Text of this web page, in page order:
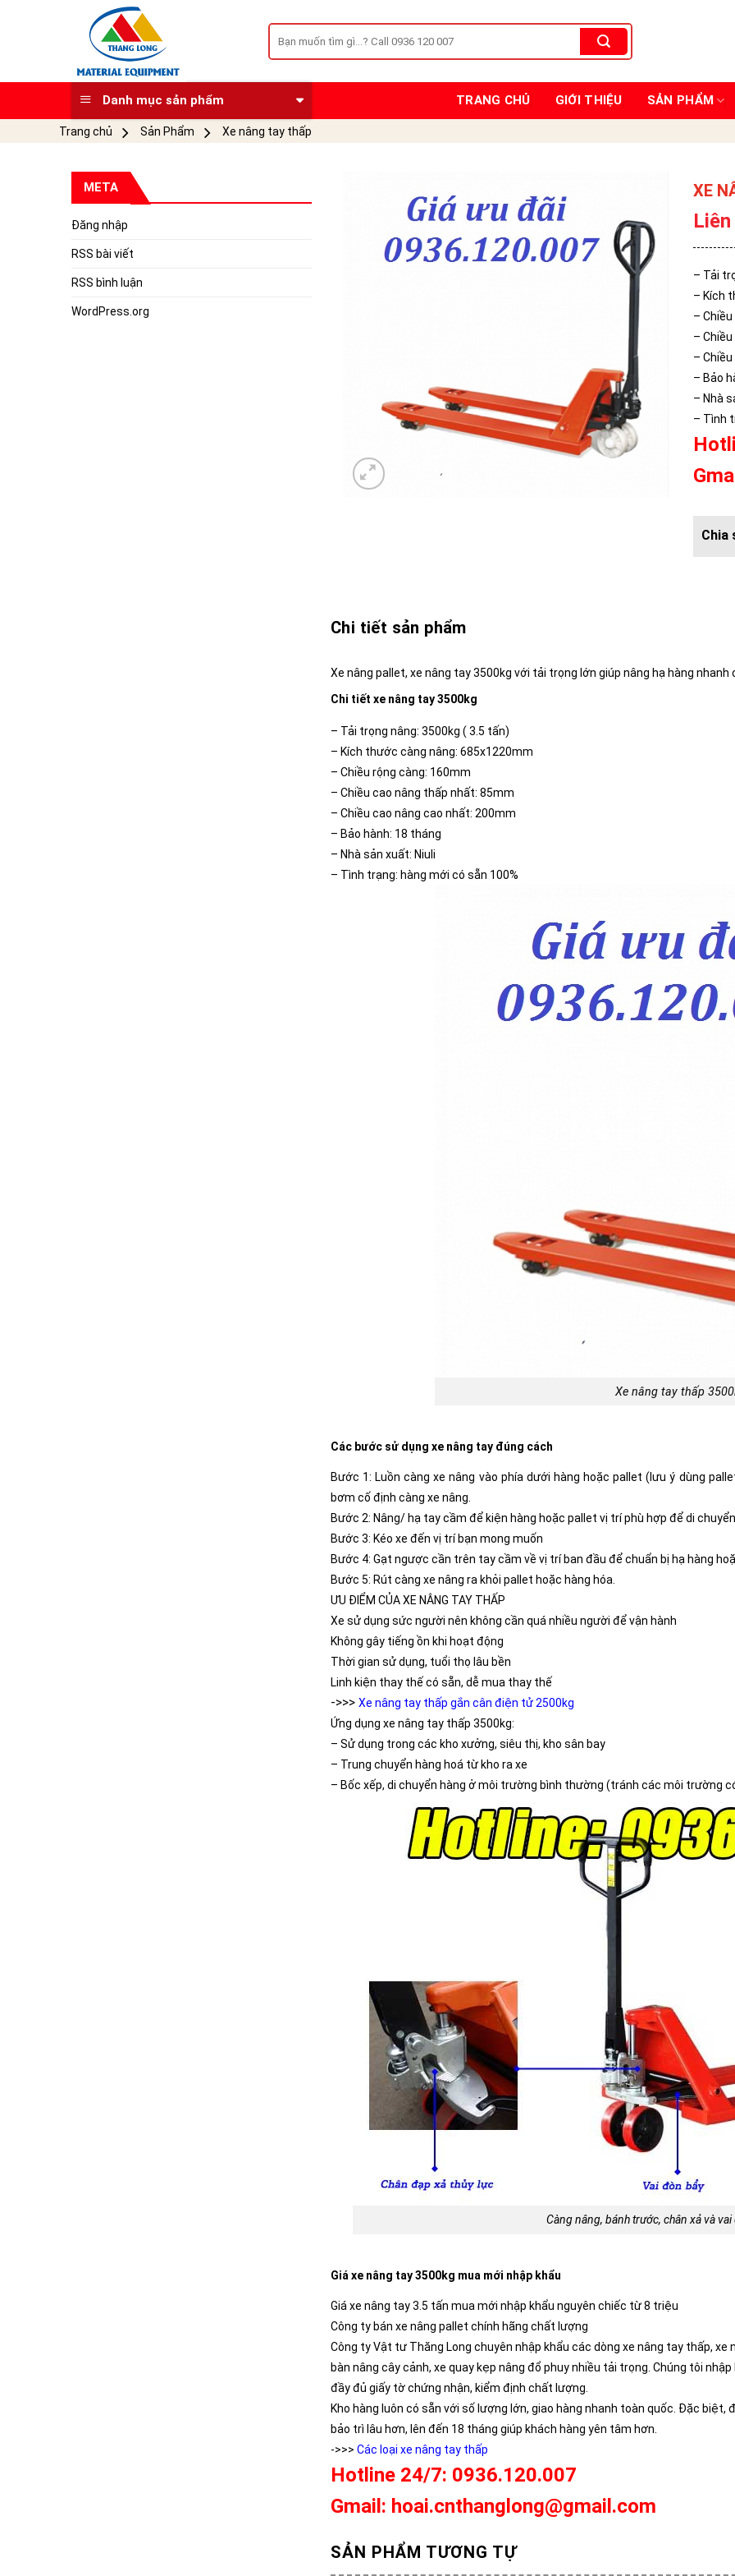
kiếm:
Danh mục sản phẩm TRANG CHỦ GIỚI THIỆU SẢN PHẨM
Trang chủ Sản Phẩm Xe nâng tay thấp
XE
– Tải
– Kích
–
–
–
– Bảo
– Nhà
– Tình
Chi tiết sản phẩm
Xe nâng pallet, xe nâng tay 3500kg với tải trọng lớn giúp nâng hạ hàng
Chi tiết xe nâng tay 3500kg
– Tải trọng nâng: 3500kg ( 3.5 tấn)
– Kích thước càng nâng: 685x1220mm
– Chiều rộng càng: 160mm
– Chiều cao nâng thấp nhất: 85mm
– Chiều cao nâng cao nhất: 200mm
– Bảo hành: 18 tháng
– Nhà sản xuất: Niuli
– Tình trạng: hàng mới có sẵn 100%
Xe nâng tay thấp
Các bước sử dụng xe nâng tay đúng cách
Bước 1: Luồn càng xe nâng vào phía dưới hàng hoặc pallet (lưu ý dùng
bơm cố định càng xe nâng.
Bước 2: Nâng/ hạ tay cầm để kiện hàng hoặc pallet vị trí phù hợp để di
Bước 3: Kéo xe đến vị trí bạn mong muốn
Bước 4: Gạt ngược cần trên tay cầm về vị trí ban đầu để chuẩn bị hạ hàng
Bước 5: Rút càng xe nâng ra khỏi pallet hoặc hàng hóa.
ƯU ĐIỂM CỦA XE NÂNG TAY THẤP
Xe sử dụng sức người nên không cần quá nhiều người để vận hành
Không gây tiếng ồn khi hoạt động
Thời gian sử dụng, tuổi thọ lâu bền
Linh kiện thay thế có sẵn, dễ mua thay thế
->>> Xe nâng tay thấp gắn cân điện tử 2500kg
Ứng dụng xe nâng tay thấp 3500kg:
– Sử dụng trong các kho xưởng, siêu thị, kho sân bay
– Trung chuyển hàng hoá từ kho ra xe
– Bốc xếp, di chuyển hàng ở môi trường bình thường (tránh các môi trường
Càng nâng, bánh trước, chân xả và
Giá xe nâng tay 3500kg mua mới nhập khẩu
Giá xe nâng tay 3.5 tấn mua mới nhập khẩu nguyên chiếc từ 8 triệu
Công ty bán xe nâng pallet chính hãng chất lượng
Công ty Vật tư Thăng Long chuyên nhập khẩu các dòng xe nâng tay thấp,
bàn nâng cây cảnh, xe quay kẹp nâng đổ phuy nhiều tải trọng. Chúng tôi
đầy đủ giấy tờ chứng nhận, kiểm định chất lượng.
Kho hàng luôn có sẵn với số lượng lớn, giao hàng nhanh toàn quốc. Đặc
bảo trì lâu hơn, lên đến 18 tháng giúp khách hàng yên tâm hơn.
->>> Các loại xe nâng tay thấp
Hotline 24/7: 0936.120.007
Gmail: hoai.cnthanglong@gmail.com
SẢN PHẨM TƯƠNG TỰ
META
Đăng nhập
RSS bài viết
RSS bình luận
WordPress.org